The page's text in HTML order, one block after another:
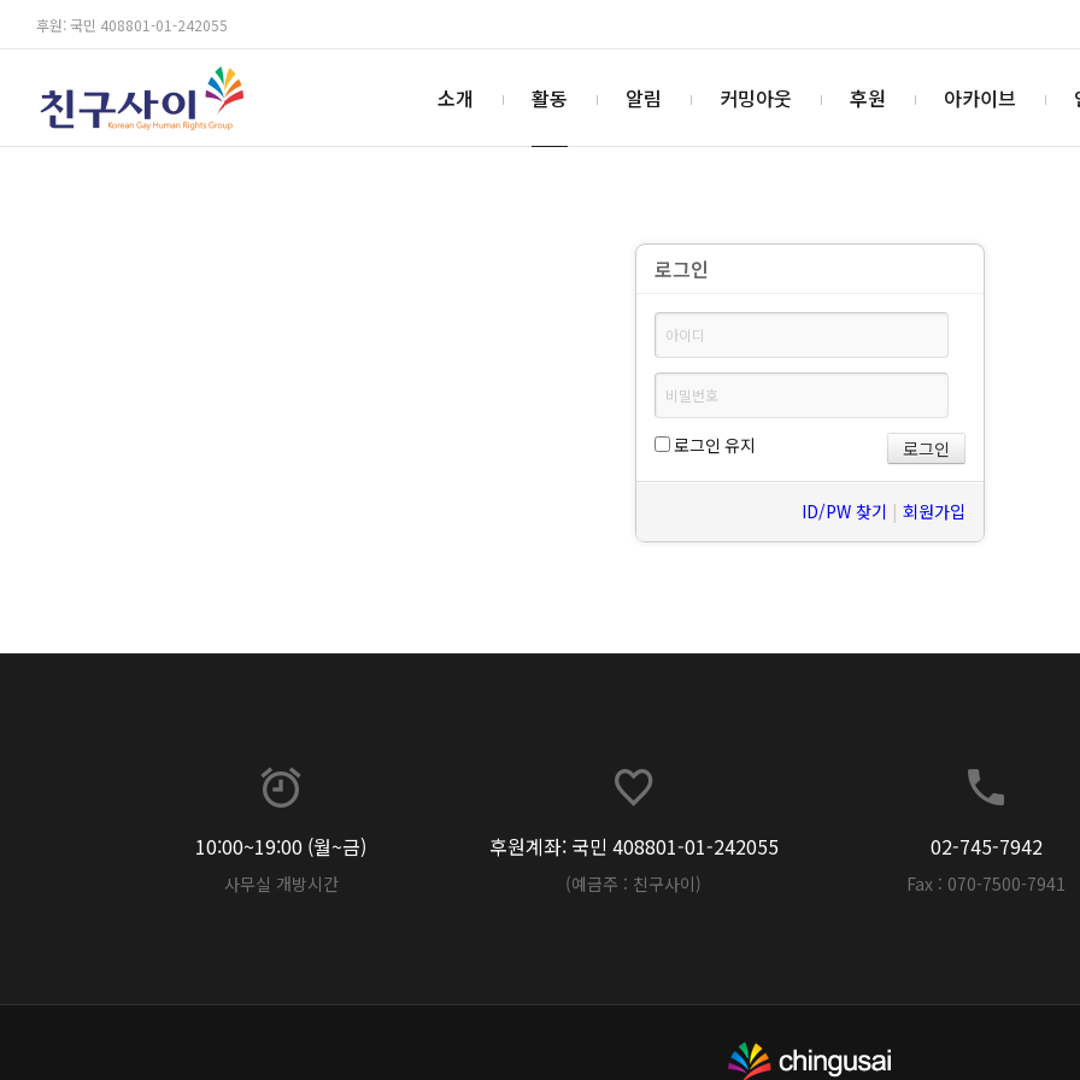
후원: 국민 408801-01-242055
소개 활동 알림 커밍아웃 후원 아카이브
로그인
로그인 유지
ID/PW 찾기 | 회원가입
10:00~19:00 (월~금)
사무실 개방시간
후원계좌: 국민 408801-01-242055
(예금주 : 친구사이)
02-745-7942
Fax : 070-7500-7941